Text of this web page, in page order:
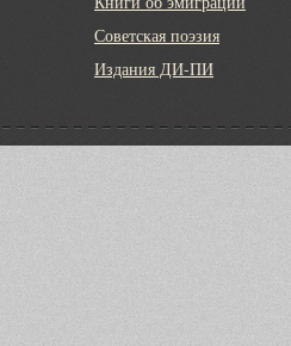
Советская поэзия
Издания ДИ-ПИ